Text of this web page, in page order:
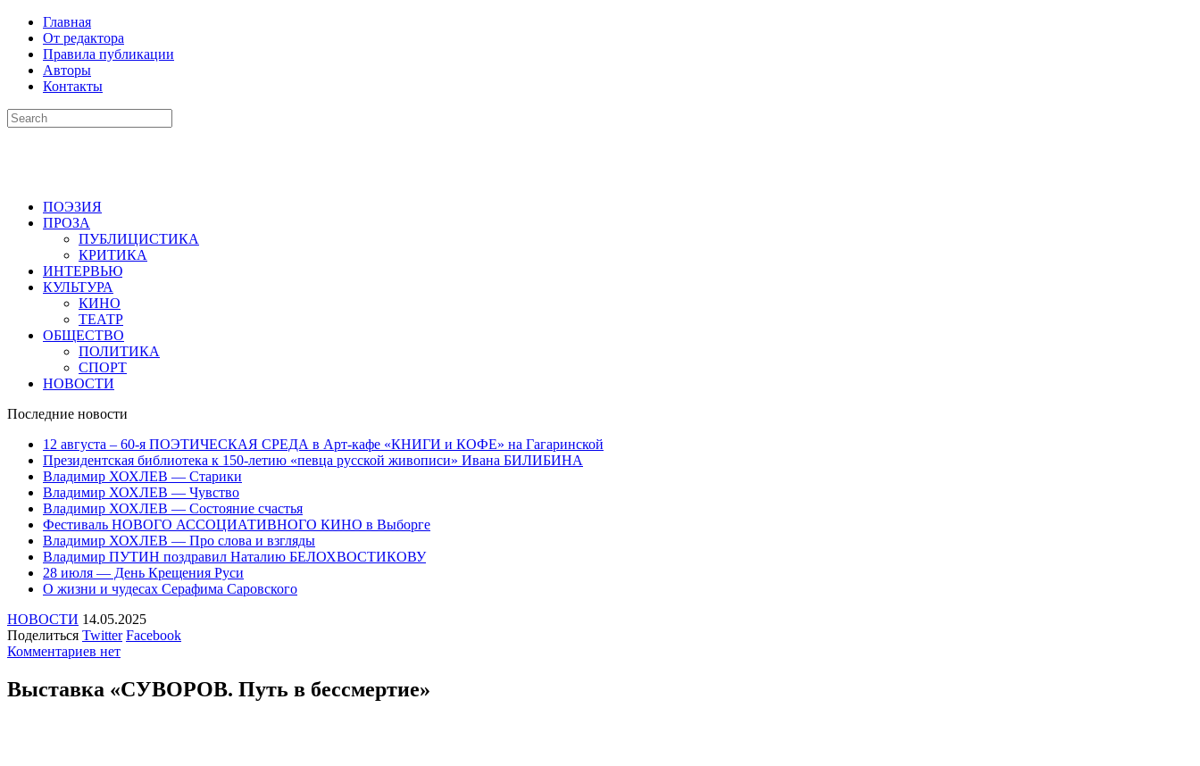
Главная
От редактора
Правила публикации
Авторы
Контакты
ПОЭЗИЯ
ПРОЗА
ПУБЛИЦИСТИКА
КРИТИКА
ИНТЕРВЬЮ
КУЛЬТУРА
КИНО
ТЕАТР
ОБЩЕСТВО
ПОЛИТИКА
СПОРТ
НОВОСТИ
Последние новости
12 августа – 60-я ПОЭТИЧЕСКАЯ СРЕДА в Арт-кафе «КНИГИ и КОФЕ» на Гагаринской
Президентская библиотека к 150-летию «певца русской живописи» Ивана БИЛИБИНА
Владимир ХОХЛЕВ — Старики
Владимир ХОХЛЕВ — Чувство
Владимир ХОХЛЕВ — Состояние счастья
Фестиваль НОВОГО АССОЦИАТИВНОГО КИНО в Выборге
Владимир ХОХЛЕВ — Про слова и взгляды
Владимир ПУТИН поздравил Наталию БЕЛОХВОСТИКОВУ
28 июля — День Крещения Руси
О жизни и чудесах Серафима Саровского
НОВОСТИ 14.05.2025
Поделиться Twitter Facebook
Комментариев нет
Выставка «СУВОРОВ. Путь в бессмертие»